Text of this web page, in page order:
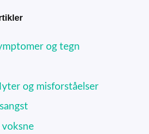
og tegn
og misforståelser